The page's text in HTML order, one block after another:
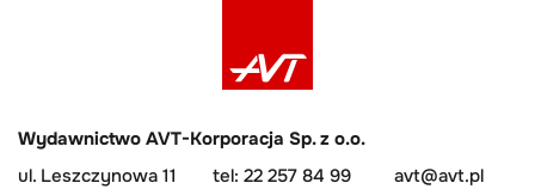
Wydawnictwo AVT-Korporacja Sp. z o.o.
ul. Leszczynowa 11
tel: 22 257 84 99
avt@avt.pl